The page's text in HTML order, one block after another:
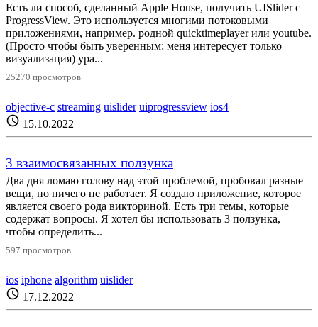
Есть ли способ, сделанный Apple House, получить UISlider с
ProgressView. Это используется многими потоковыми
приложениями, например. родной quicktimeplayer или youtube.
(Просто чтобы быть уверенным: меня интересует только
визуализация) ура...
25270 просмотров
objective-c streaming uislider uiprogressview ios4
schedule 15.10.2022
3 взаимосвязанных ползунка
Два дня ломаю голову над этой проблемой, пробовал разные
вещи, но ничего не работает. Я создаю приложение, которое
является своего рода викториной. Есть три темы, которые
содержат вопросы. Я хотел бы использовать 3 ползунка,
чтобы определить...
597 просмотров
ios iphone algorithm uislider
schedule 17.12.2022